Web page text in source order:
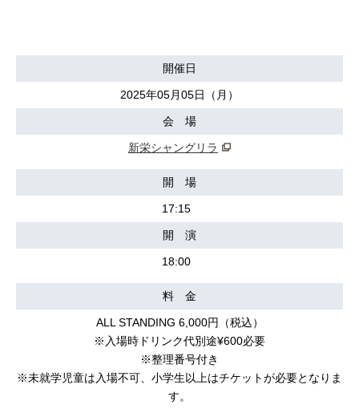
開催日
2025年05月05日（月）
会 場
新栄シャングリラ
開 場
17:15
開 演
18:00
料 金
ALL STANDING 6,000円（税込）
※入場時ドリンク代別途¥600必要
※整理番号付き
※未就学児童は入場不可、小学生以上はチケットが必要となりま
す。